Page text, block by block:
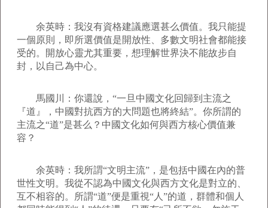
余英時：我沒有資格建議應選甚么價值。我只能提
一個原則，即所選價值是開放性、多數文明社會都能接
受的。開放心靈尤其重要，想理解世界決不能故步自
封，以自己為中心。
馬國川：你還說，“一旦中國文化回歸到主流之
『道』，中國對抗西方的大問題也將終結”。你所謂的
主流之“道”是甚么？中國文化如何與西方核心價值兼
容？
余英時：我所謂“文明主流”，是包括中國在內的普
世性文明。我從不認為中國文化與西方文化是對立的、
互不相容的。所謂“道”便是重視“人”的道，群體和個人